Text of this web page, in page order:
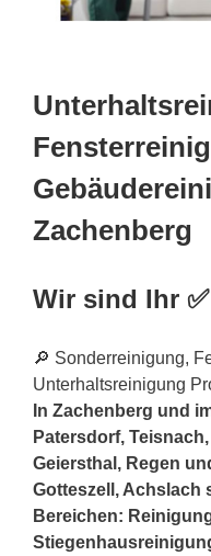
Zachenberg
Wir sind Ihr
🔎 Sonderreinigung,
Unterhaltsreinigung
In Zachenberg und
Patersdorf,
Geiersthal, Regen
Gotteszell, Achslach
Bereichen: